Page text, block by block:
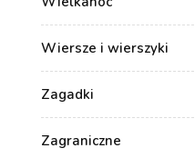
Wiersze i wierszyki
Zagadki
Zagraniczne